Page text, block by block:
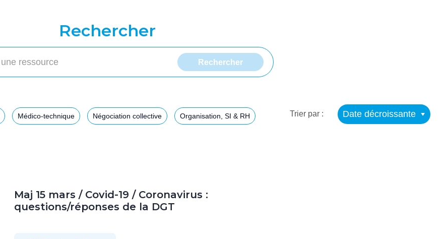
Rechercher
Médico-technique Négociation collective Organisation, SI & RH Trier par : Date décroissante
Maj 15 mars / Covid-19 / Coronavirus :
questions/réponses de la DGT